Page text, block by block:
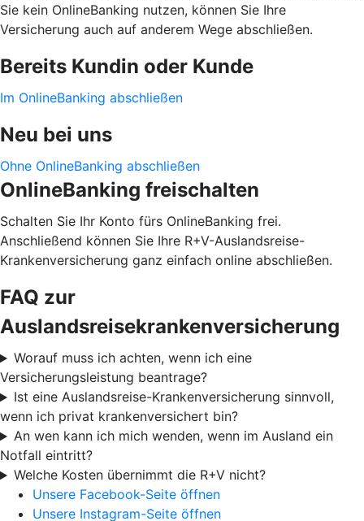
Sie kein OnlineBanking nutzen, können Sie Ihre
Versicherung auch auf anderem Wege abschließen.
Bereits Kundin oder Kunde
Im OnlineBanking abschließen
Neu bei uns
Ohne OnlineBanking abschließen
OnlineBanking freischalten
Schalten Sie Ihr Konto fürs OnlineBanking frei.
Anschließend können Sie Ihre R+V-Auslandsreise-
Krankenversicherung ganz einfach online abschließen.
FAQ zur
Auslandsreisekrankenversicherung
Worauf muss ich achten, wenn ich eine
Versicherungsleistung beantrage?
Ist eine Auslandsreise-Krankenversicherung sinnvoll,
wenn ich privat krankenversichert bin?
An wen kann ich mich wenden, wenn im Ausland ein
Notfall eintritt?
Welche Kosten übernimmt die R+V nicht?
Unsere Facebook-Seite öffnen
Unsere Instagram-Seite öffnen